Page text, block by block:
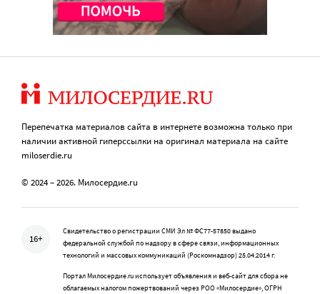
Перепечатка материалов сайта в интернете возможна только при
наличии активной гиперссылки на оригинал материала на сайте
miloserdie.ru
© 2024 – 2026. Милосердие.ru
16+
Свидетельство о регистрации СМИ Эл № ФС77-57850 выдано
федеральной службой по надзору в сфере связи, информационных
технологий и массовых коммуникаций (Роскомнадзор) 25.04.2014 г.
Портал Милосердие.ru использует объявления и веб-сайт для сбора не
облагаемых налогом пожертвований через РОО «Милосердие», ОГРН